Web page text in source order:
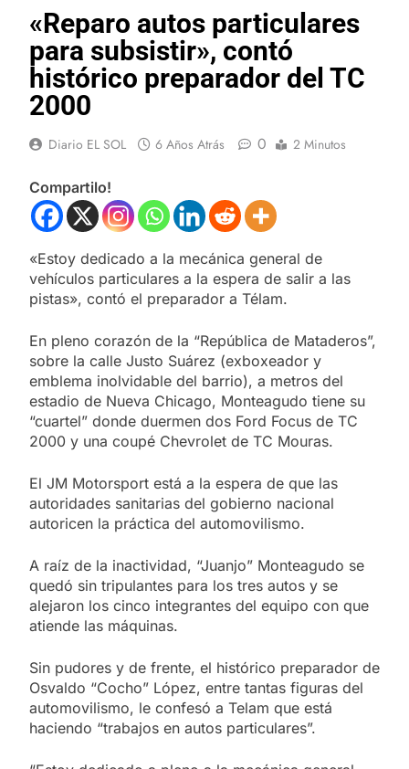
«Reparo autos particulares
para subsistir», contó
histórico preparador del TC
2000
Diario EL SOL 6 Años Atrás 0 2 Minutos
Compartilo!
«Estoy dedicado a la mecánica general de
vehículos particulares a la espera de salir a las
pistas», contó el preparador a Télam.
En pleno corazón de la “República de Mataderos”,
sobre la calle Justo Suárez (exboxeador y
emblema inolvidable del barrio), a metros del
estadio de Nueva Chicago, Monteagudo tiene su
“cuartel” donde duermen dos Ford Focus de TC
2000 y una coupé Chevrolet de TC Mouras.
El JM Motorsport está a la espera de que las
autoridades sanitarias del gobierno nacional
autoricen la práctica del automovilismo.
A raíz de la inactividad, “Juanjo” Monteagudo se
quedó sin tripulantes para los tres autos y se
alejaron los cinco integrantes del equipo con que
atiende las máquinas.
Sin pudores y de frente, el histórico preparador de
Osvaldo “Cocho” López, entre tantas figuras del
automovilismo, le confesó a Telam que está
haciendo “trabajos en autos particulares”.